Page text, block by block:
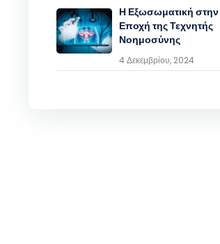
Η Εξωσωματική στην
Εποχή της Τεχνητής
Νοημοσύνης
4 Δεκεμβρίου, 2024